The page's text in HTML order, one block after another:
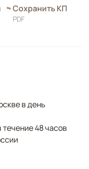
Сохранить КП
PDF
в день
48 часов